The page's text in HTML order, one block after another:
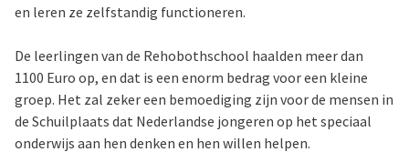
en leren ze zelfstandig functioneren.
De leerlingen van de Rehobothschool haalden meer dan
1100 Euro op, en dat is een enorm bedrag voor een kleine
groep. Het zal zeker een bemoediging zijn voor de mensen in
de Schuilplaats dat Nederlandse jongeren op het speciaal
onderwijs aan hen denken en hen willen helpen.